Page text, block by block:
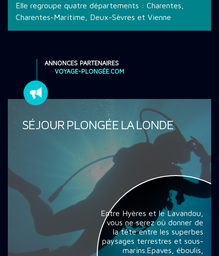
Elle regroupe quatre départements : Charentes,
Charentes-Maritime, Deux-Sèvres et Vienne
ANNONCES PARTENAIRES
VOYAGE-PLONGÉE.COM
SÉJOUR PLONGÉE LA LONDE
Entre Hyères et le Lavandou,
vous ne serez où donner de
la tête entre les superbes
paysages terrestres et sous-
marins.Epaves, éboulis,